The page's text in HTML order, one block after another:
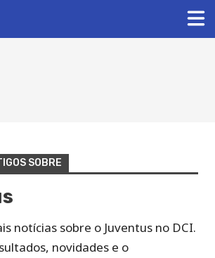
SOBRE
notícias sobre o Juventus no DCI.
novidades e o